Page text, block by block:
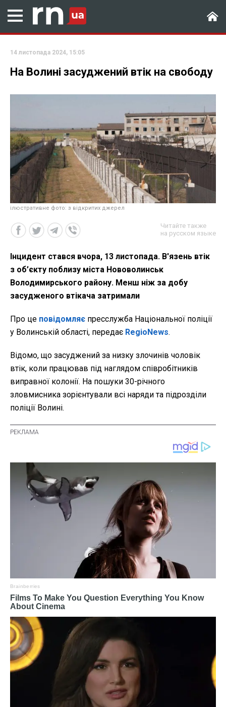
14 листопада 2024, 15:05
На Волині засуджений втік на свободу
ілюстративне фото: з відкритих джерел
Читайте также
на русском языке
Інцидент стався вчора, 13 листопада. В'язень втік
з об’єкту поблизу міста Нововолинськ
Володимирського району. Менш ніж за добу
засудженого втікача затримали
Про це повідомляє пресслужба Національної поліції
у Волинській області, передає RegioNews.
Відомо, що засуджений за низку злочинів чоловік
втік, коли працював під наглядом співробітників
виправної колонії. На пошуки 30-річного
зловмисника зорієнтували всі наряди та підрозділи
поліції Волині.